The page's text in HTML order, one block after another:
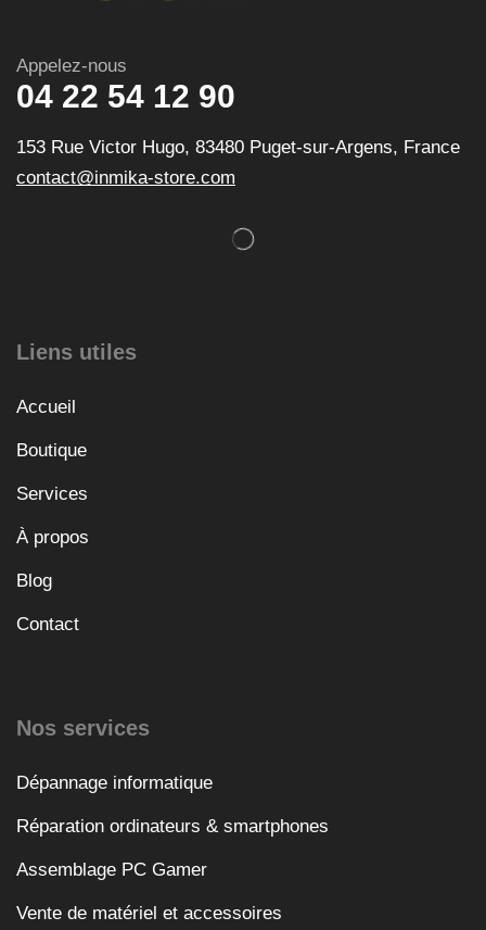
Appelez-nous
04 22 54 12 90
153 Rue Victor Hugo, 83480 Puget-sur-Argens, France
contact@inmika-store.com
Liens utiles
Accueil
Boutique
Services
À propos
Blog
Contact
Nos services
Dépannage informatique
Réparation ordinateurs & smartphones
Assemblage PC Gamer
Vente de matériel et accessoires